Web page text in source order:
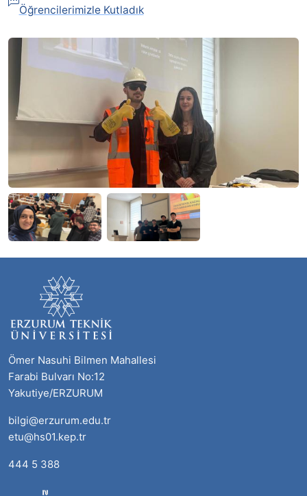
Öğrencilerimizle Kutladık
Ömer Nasuhi Bilmen Mahallesi
Farabi Bulvarı No:12
Yakutiye/ERZURUM
bilgi@erzurum.edu.tr
etu@hs01.kep.tr
444 5 388